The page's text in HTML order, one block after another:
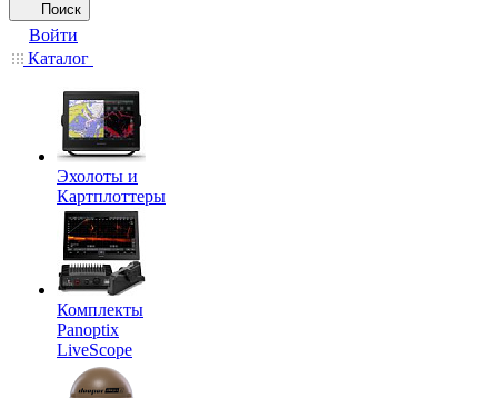
Поиск
Войти
Каталог
Эхолоты и
Картплоттеры
Комплекты
Panoptix
LiveScope